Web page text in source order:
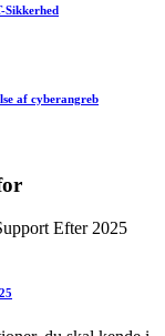
Sikkerhed
af cyberangreb